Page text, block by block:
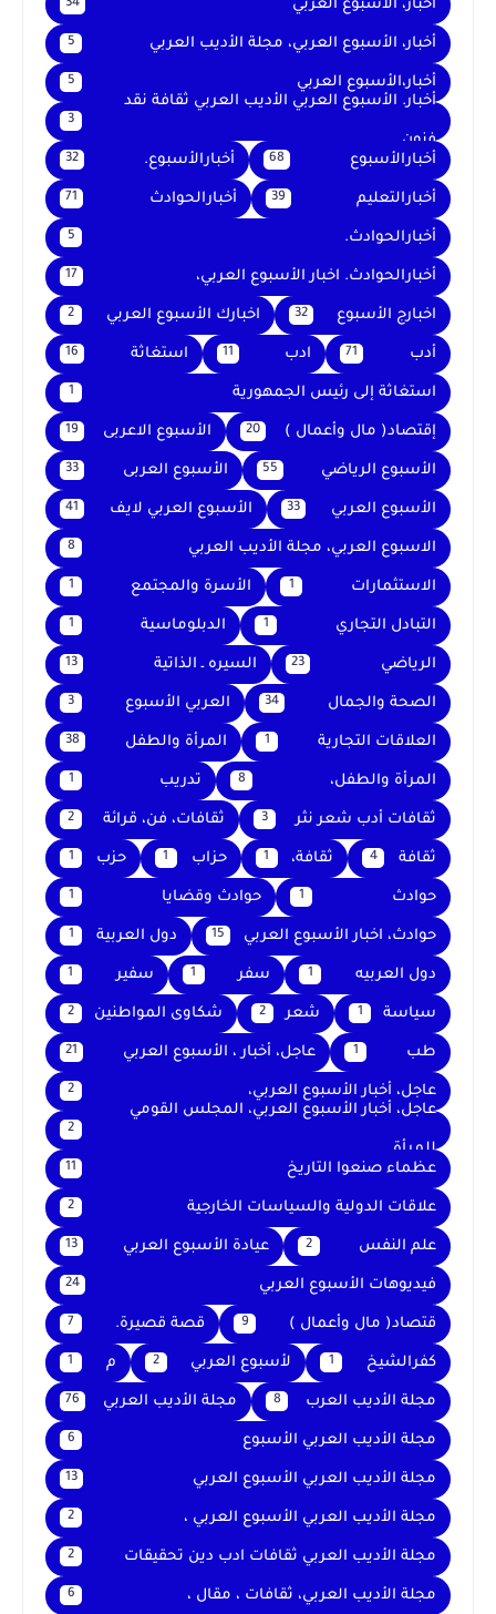
اخبار، الأسبوع العربي 34
أخبار، الأسبوع العربي، مجلة الأديب العربي 5
أخبار،الأسبوع العربي 5
أخبار. الأسبوع العربي الأديب العربي ثقافة نقد
فنون
3
أخبارالأسبوع 68 أخبارالأسبوع. 32
أخبارالتعليم 39 أخبارالحوادث 71
أخبارالحوادث. 5
أخبارالحوادث. اخبار الأسبوع العربي، 17
اخبارج الأسبوع 32 اخبارك الأسبوع العربي 2
أدب 71 ادب 11 استغاثة 16
استغاثة إلى رئيس الجمهورية 1
إقتصاد( مال وأعمال ) 20 الأسبوع الاعربى 19
الأسبوع الرياضي 55 الأسبوع العربى 33
الأسبوع العربي 33 الأسبوع العربي لايف 41
الاسبوع العربي، مجلة الأديب العربي 8
الاستثمارات 1 الأسرة والمجتمع 1
التبادل التجاري 1 الدبلوماسية 1
الرياضي 23 السيره ـ الذاتية 13
الصحة والجمال 34 العربي الأسبوع 3
العلاقات التجارية 1 المرأة والطفل 38
المرأة والطفل، 8 تدريب 1
ثقافات أدب شعر نثر 3 ثقافات، فن، قرائة 2
ثقافة 4 ثقافة، 1 حزاب 1 حزب 1
حوادث 1 حوادث وقضايا 1
حوادث، اخبار الأسبوع العربي 15 دول العربية 1
دول العربيه 1 سفر 1 سفير 1
سياسة 1 شعر 2 شكاوى المواطنين 2
طب 1 عاجل، أخبار ، الأسبوع العربي 21
عاجل، أخبار الأسبوع العربي، 2
عاجل، أخبار الأسبوع العربي، المجلس القومي
للمرأة
2
عظماء صنعوا التاريخ 11
علاقات الدولية والسياسات الخارجية 2
علم النفس 2 عيادة الأسبوع العربي 13
فيديوهات الأسبوع العربي 24
قتصاد( مال وأعمال ) 9 قصة قصيرة. 7
كفرالشيخ 1 لأسبوع العربي 2 م 1
مجلة الأديب العرب 8 مجلة الأديب العربي 76
مجلة الأديب العربي الأسبوع 6
مجلة الأديب العربي الأسبوع العربي 13
مجلة الأديب العربي الأسبوع العربي ، 2
مجلة الأديب العربي ثقافات ادب دين تحقيقات 2
مجلة الأديب العربي، ثقافات ، مقال ، 6